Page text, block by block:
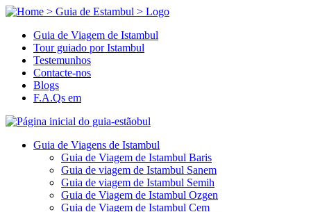
Guia de Viagem de Istambul
Tour guiado por Istambul
Testemunhos
Contacte-nos
Blogs
F.A.Qs em
Guia de Viagens de Istambul
Guia de Viagem de Istambul Baris
Guia de viagem de Istambul Sanem
Guia de viagem de Istambul Semih
Guia de Viagem de Istambul Ozgen
Guia de Viagem de Istambul Cem